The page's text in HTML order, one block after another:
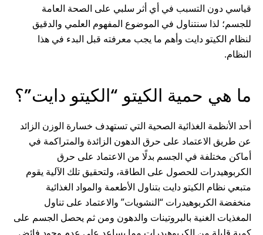
قياسي دون التسبب في أي أثر سلبي على الصحة العامة
للجسم؛ لذا سنتناول في الموضوع المفهوم العلمي والدقيق
لنظام الكيتو دايت وأهم ما يجب معرفته قبل البدء في هذا
النظام.
ما هي حمية الكيتو “الكيتو دايت”؟
أحد الأنظمة الغذائية الصحية التي تستهدف خسارة الوزن الزائد
عن طريق الاعتماد على حرق الدهون الزائدة والمتراكمة في
أماكن مختلفة في الجسم بدلًا من الاعتماد على حرق
الكربوهيدرات للحصول على الطاقة، ولتحقيق تلك الآلية يقوم
متبعي نظام الكيتو دايت بتناول الأطعمة والمواد الغذائية
منخفضة الكربوهيدرات “النشويات” والاعتماد على تناول
المغذيات الغنية بالبروتينات والدهون ومن ثم يحصل الجسم على